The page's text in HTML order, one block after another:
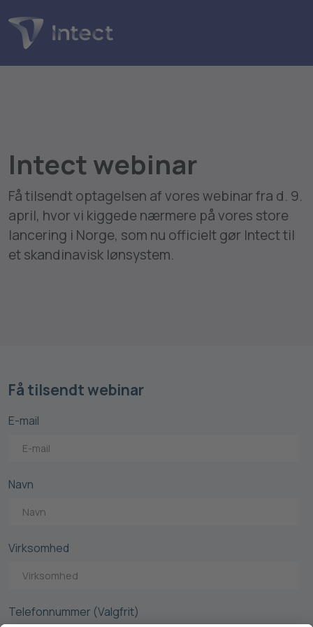
Intect webinar
Få tilsendt optagelsen af vores webinar fra d. 9.
april, hvor vi kiggede nærmere på vores store
lancering i Norge, som nu officielt gør Intect til
et skandinavisk lønsystem.
Få tilsendt webinar
E-mail
Navn
Virksomhed
Telefonnummer (Valgfrit)